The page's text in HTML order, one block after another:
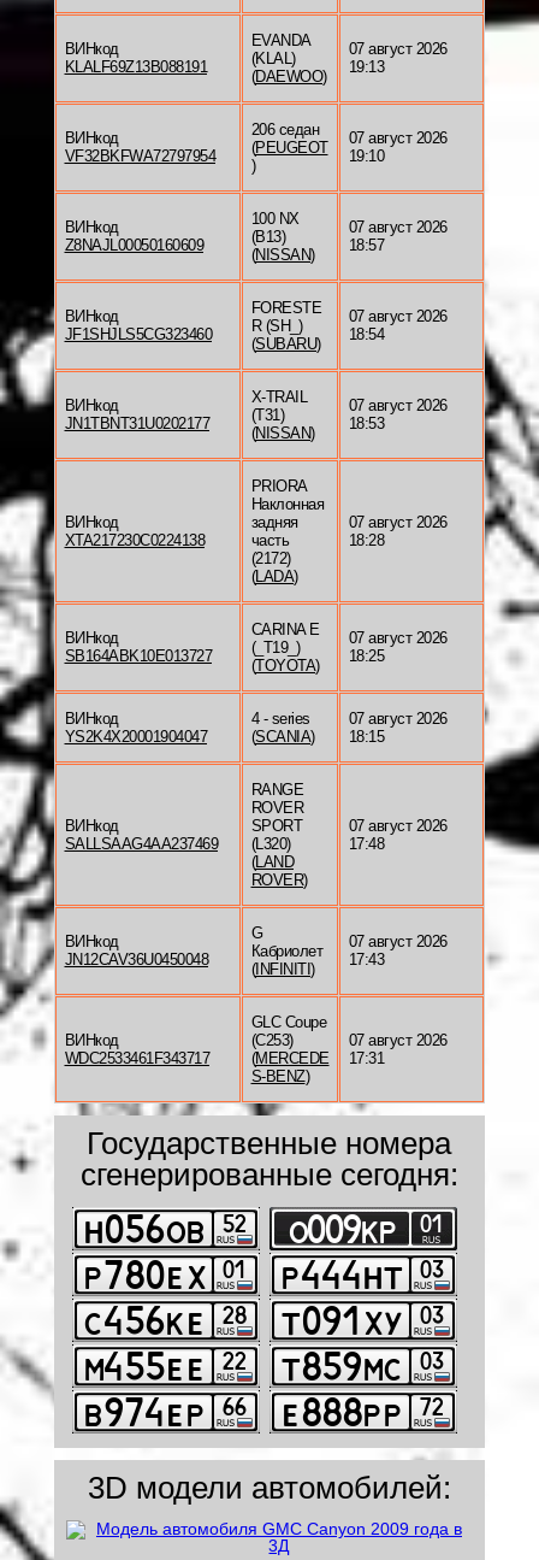
ВИНкод
KLALF69Z13B088191
EVANDA
(KLAL)
(DAEWOO)
07 август 2026
19:13
ВИНкод
VF32BKFWA72797954
206 седан
(PEUGEOT
)
07 август 2026
19:10
ВИНкод
Z8NAJL00050160609
100 NX
(B13)
(NISSAN)
07 август 2026
18:57
ВИНкод
JF1SHJLS5CG323460
FORESTE
R (SH_)
(SUBARU)
07 август 2026
18:54
ВИНкод
JN1TBNT31U0202177
X-TRAIL
(T31)
(NISSAN)
07 август 2026
18:53
ВИНкод
XTA217230C0224138
PRIORA
Наклонная
задняя
часть
(2172)
(LADA)
07 август 2026
18:28
ВИНкод
SB164ABK10E013727
CARINA E
(_T19_)
(TOYOTA)
07 август 2026
18:25
ВИНкод
YS2K4X20001904047
4 - series
(SCANIA)
07 август 2026
18:15
ВИНкод
SALLSAAG4AA237469
RANGE
ROVER
SPORT
(L320)
(LAND
ROVER)
07 август 2026
17:48
ВИНкод
JN12CAV36U0450048
G
Кабриолет
(INFINITI )
07 август 2026
17:43
ВИНкод
WDC2533461F343717
GLC Coupe
(C253)
(MERCEDE
S-BENZ)
07 август 2026
17:31
Государственные номера
сгенерированные сегодня:
3D модели автомобилей: